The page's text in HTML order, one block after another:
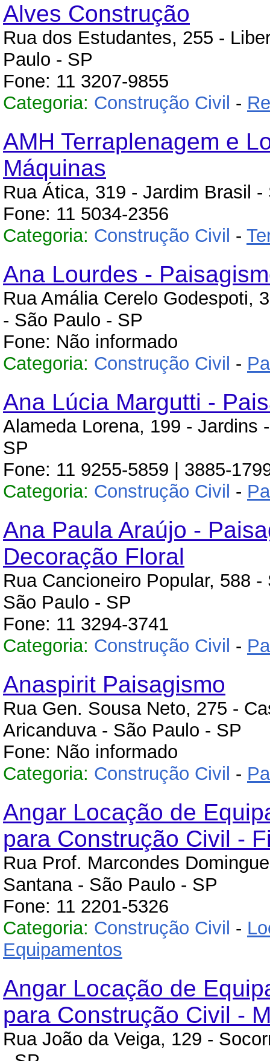
Alves Construção
Rua dos Estudantes, 255 -
Paulo - SP
Fone: 11 3207-9855
Categoria: Construção Civil -
AMH Terraplenagem e
Máquinas
Rua Ática, 319 - Jardim Brasil
Fone: 11 5034-2356
Categoria: Construção Civil -
Ana Lourdes -
Rua Amália Cerelo Godespoti,
- São Paulo - SP
Fone: Não informado
Categoria: Construção Civil -
Ana Lúcia Margutti -
Alameda Lorena, 199 - Jardins
SP
Fone: 11 9255-5859 | 3885-
Categoria: Construção Civil -
Ana Paula Araújo -
Decoração Floral
Rua Cancioneiro Popular, 588 -
São Paulo - SP
Fone: 11 3294-3741
Categoria: Construção Civil -
Anaspirit Paisagismo
Rua Gen. Sousa Neto, 275 -
Aricanduva - São Paulo - SP
Fone: Não informado
Categoria: Construção Civil -
Angar Locação de
para Construção Civil -
Rua Prof. Marcondes
Santana - São Paulo - SP
Fone: 11 2201-5326
Categoria: Construção Civil -
Equipamentos
Angar Locação de
para Construção Civil -
Rua João da Veiga, 129 -